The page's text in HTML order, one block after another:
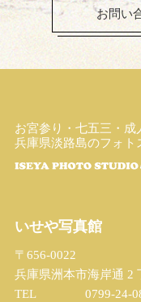
お問い
お宮参り・七五三・
兵庫県淡路島のフォト
いせや写真館
〒656-0022
兵庫県洲本市海岸通 2
TEL
0799-24-